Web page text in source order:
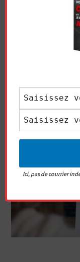
Passer pour
Vous faire
ainsi que ça
une putain de
Ici, pas de courrier